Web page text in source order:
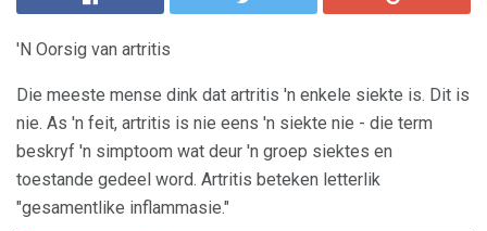
'N Oorsig van artritis
Die meeste mense dink dat artritis 'n enkele siekte is. Dit is
nie. As 'n feit, artritis is nie eens 'n siekte nie - die term
beskryf 'n simptoom wat deur 'n groep siektes en
toestande gedeel word. Artritis beteken letterlik
"gesamentlike inflammasie."